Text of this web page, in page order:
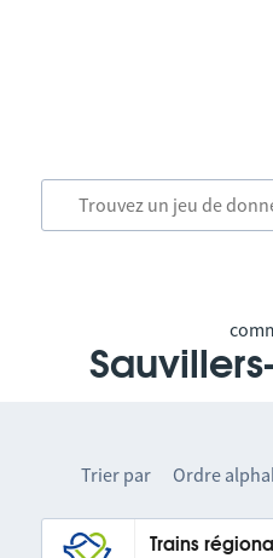
Trier par Ordre
Trains